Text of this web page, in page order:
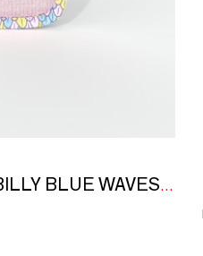
HORLOGE REVEIL BILLY BLUE WAVES, LEOPARD ROSE ET SIRÈNE ARC-EN-CIEL